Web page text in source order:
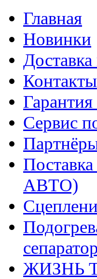
Главная
Новинки
Доставка
Контакты
Гарантия
Сервис
АВТО)
ЖИЗНЬ